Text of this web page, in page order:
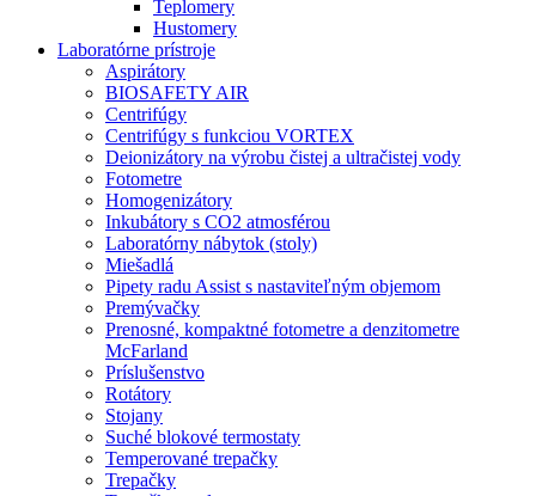
Teplomery
Hustomery
Laboratórne prístroje
Aspirátory
BIOSAFETY AIR
Centrifúgy
Centrifúgy s funkciou VORTEX
Deionizátory na výrobu čistej a ultračistej vody
Fotometre
Homogenizátory
Inkubátory s CO2 atmosférou
Laboratórny nábytok (stoly)
Miešadlá
Pipety radu Assist s nastaviteľným objemom
Premývačky
Prenosné, kompaktné fotometre a denzitometre
McFarland
Príslušenstvo
Rotátory
Stojany
Suché blokové termostaty
Temperované trepačky
Trepačky